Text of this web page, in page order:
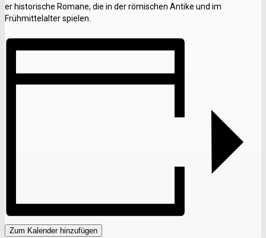
er historische Romane, die in der römischen Antike und im
Frühmittelalter spielen.
Zum Kalender hinzufügen